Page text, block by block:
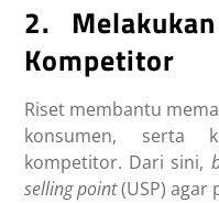
2.
Kompetitor
Riset membantu
konsumen, serta
kompetitor. Dari sini,
selling point(USP) agar